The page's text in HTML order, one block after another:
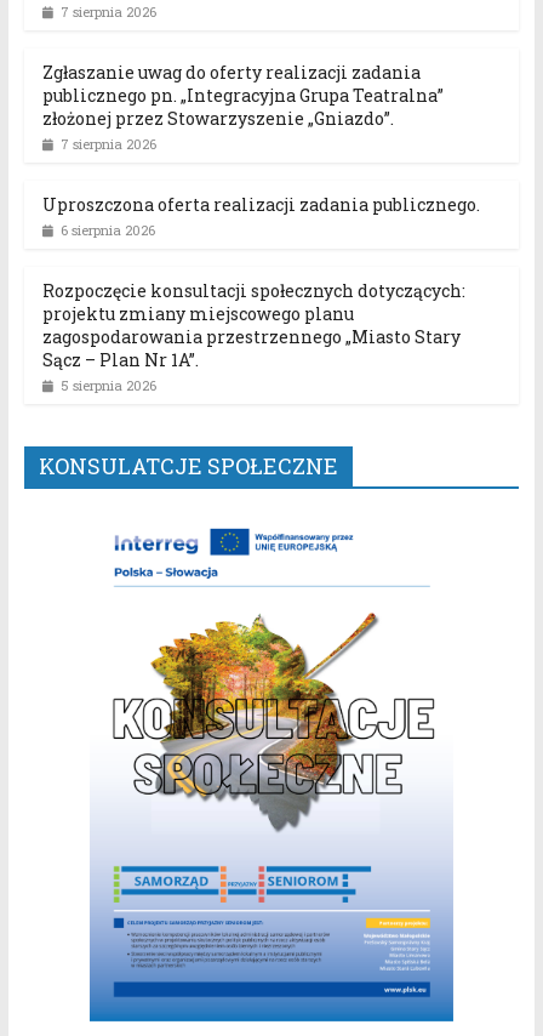
7 sierpnia 2026
Zgłaszanie uwag do oferty realizacji zadania
publicznego pn. „Integracyjna Grupa Teatralna”
złożonej przez Stowarzyszenie „Gniazdo”.
7 sierpnia 2026
Uproszczona oferta realizacji zadania publicznego.
6 sierpnia 2026
Rozpoczęcie konsultacji społecznych dotyczących:
projektu zmiany miejscowego planu
zagospodarowania przestrzennego „Miasto Stary
Sącz – Plan Nr 1A”.
5 sierpnia 2026
KONSULATCJE SPOŁECZNE